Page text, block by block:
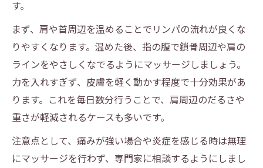
す。
まず、肩や首周辺を温めることでリンパの流れが良くな
りやすくなります。温めた後、指の腹で鎖骨周辺や肩の
ラインをやさしくなでるようにマッサージしましょう。
力を入れすぎず、皮膚を軽く動かす程度で十分効果があ
ります。これを毎日数分行うことで、肩周辺のだるさや
重さが軽減されるケースも多いです。
注意点として、痛みが強い場合や炎症を感じる時は無理
にマッサージを行わず、専門家に相談するようにしまし